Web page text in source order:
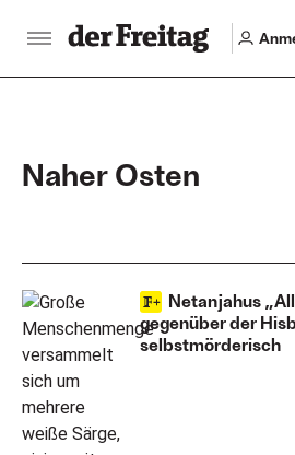
Naher Osten
Netanjahus
gegenüber der
selbstmörderisch